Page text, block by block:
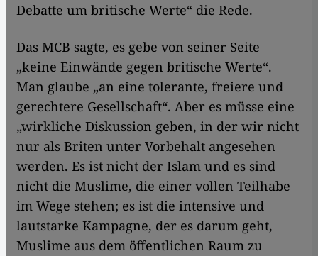
Debatte um britische Werte“ die Rede.
Das MCB sagte, es gebe von seiner Seite
„keine Einwände gegen britische Werte“.
Man glaube „an eine tolerante, freiere und
gerechtere Gesellschaft“. Aber es müsse eine
„wirkliche Diskussion geben, in der wir nicht
nur als Briten unter Vorbehalt angesehen
werden. Es ist nicht der Islam und es sind
nicht die Muslime, die einer vollen Teilhabe
im Wege stehen; es ist die intensive und
lautstarke Kampagne, der es darum geht,
Muslime aus dem öffentlichen Raum zu